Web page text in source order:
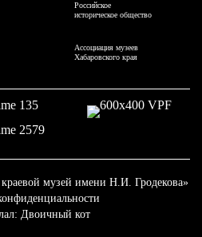
Российское
историческое общество
Ассоциация музеев
Хабаровского края
музей имени Н.И. Гродекова»
Двоичный кот